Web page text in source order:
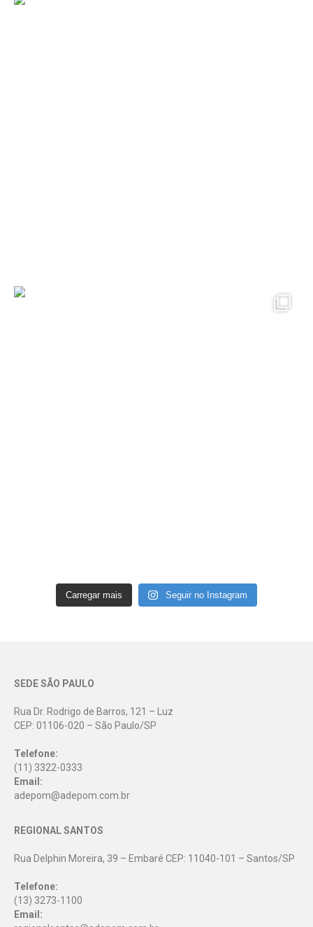
Carregar mais Seguir no Instagram
SEDE SÃO PAULO
Rua Dr. Rodrigo de Barros, 121 – Luz
CEP: 01106-020 – São Paulo/SP
Telefone:
(11) 3322-0333
Email:
adepom@adepom.com.br
REGIONAL SANTOS
Rua Delphin Moreira, 39 – Embaré CEP: 11040-101 – Santos/SP
Telefone:
(13) 3273-1100
Email: